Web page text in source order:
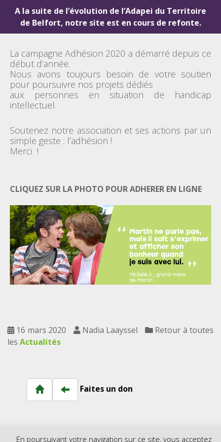
A la suite de l’évolution de l’Adapei du Territoire
de Belfort, notre site est en cours de refonte.
La campagne Adhésion 2020 a démarré depuis ce
début d’année.
Nous avons toujours besoin de votre soutien
pour poursuivre nos projets dédiés
aux personnes en situation de handicap
intellectuel.
Soutenez notre association et ses actions par un
simple geste : l’adhésion !
Merci !
CLIQUEZ SUR LA PHOTO POUR ADHERER EN LIGNE
16 mars 2020 Nadia Laayssel
Retour à toutes
les Actualités
Faites un don
En poursuivant votre navigation sur ce site, vous acceptez